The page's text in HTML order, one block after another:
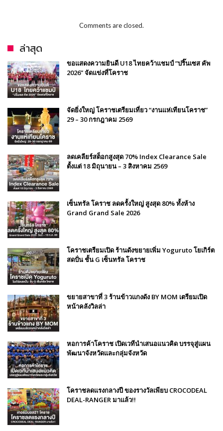
Comments are closed.
ล่าสุด
ขอแสดงความยินดี U18 ไทยคว้าแชมป์ “ปริ๊นเซส คัพ
2026” จัดแข่งที่โคราช
จัดยิ่งใหญ่ โคราชเตรียมเที่ยว “งานแห่เทียนโคราช”
29 – 30 กรกฎาคม 2569
ลดเคลียร์สต็อกสูงสุด 70% Index Clearance Sale
ตั้งแต่ 18 มิถุนายน – 3 สิงหาคม 2569
เซ็นทรัล โคราช ลดครั้งใหญ่ สูงสุด 80% ทั้งห้าง
Grand Grand Sale 2026
โคราชเตรียมเปิด ร้านดังขยายเพิ่ม Yoguruto โยเกิร์ต
สดปั่น ชั้น G เซ็นทรัล โคราช
ขยายสาขาที่ 3 ร้านข้าวแกงดัง BY MOM เตรียมเปิด
หน้าคลังวิลล่า
หอการค้าโคราช เปิดเวทีนำเสนอแนวคิด บรรจุสู่แผน
พัฒนาจังหวัดและกลุ่มจังหวัด
โคราชลดแรงกลางปี ของรางวัลเพียบ CROCODEAL
DEAL-RANGER มาแล้ว!!